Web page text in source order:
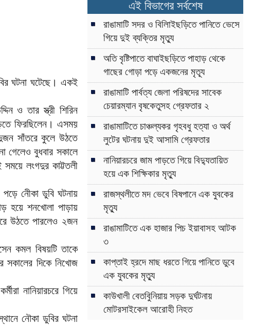
ঘটনা ঘটেছে। একই
ও তার স্ত্রী শিরিন
ফিরছিলেন। এসময়
সাঁতরে কুলে উঠতে
গেলেও বুধবার সকালে
লংগদুর কাট্টতলী
নেীকা ডুবি ঘটনায়
হয়ে শনখোলা পাড়ায়
উঠতে পারলেও ২জন
কমল বিষয়টি তাকে
সকালের দিকে নিখোজ
নানিয়ারচরে গিয়ে
নৌকা ডুবির ঘটনা
এই বিভাগের সর্বশেষ
রাঙামাটি সদর ও বিলািইছড়িতে পানিতে ভেসে
গিয়ে দুই ব্যক্তির মৃত্যু
অতি বৃষ্টিপাতে বাঘাইছড়িতে পাহাড় থেকে
গাছের গোড়া পড়ে একজনের মৃত্যূ
রাঙামাটি পার্বত্য জেলা পরিষদের সাবেক
চেয়ারম্যান বৃষকেতুসহ গ্রেফতার ২
রাঙামাটিতে চাঞ্চল্যকর গৃহবধু হত্যা ও অর্থ
লুটের ঘটনায় দুই আসামি গ্রেফতার
নানিয়ারচরে জাম পাড়তে গিয়ে বিদ্যুতায়িত
হয়ে এক শিক্ষিকার মৃত্যু
রাজস্থলীতে মদ ভেবে বিষপানে এক যুবকের
মৃত্যু
রাঙামাটিতে এক হাজার পিচ ইয়াবাসহ আটক
৩
কাপ্তাই হ্রদে মাছ ধরতে গিয়ে পানিতে ডুবে
এক যুবকের মৃত্যু
কাউখালী বেতবুিনিয়ায় সড়ক দুর্ঘটনায়
মোটরসাইকেল আরোহী নিহত